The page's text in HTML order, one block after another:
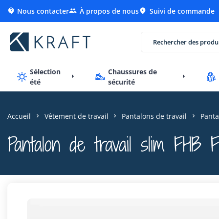
 Nous contacter À propos de nous Suivi de commande
Sélection
été
Chaussures de
sécurité
Accueil Vêtement de travail Pantalons de travail
Pantalon de travail slim FHB